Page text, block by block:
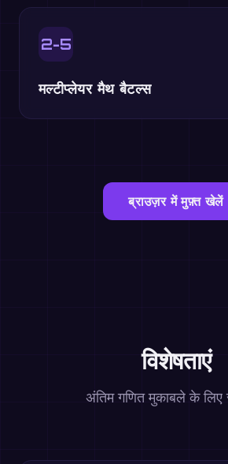
2-5
मल्टीप्लेयर मैथ बैटल्स
ब्राउज़र में मुफ़्त खेलें
विशेषताएं
अंतिम गणित मुकाबले के